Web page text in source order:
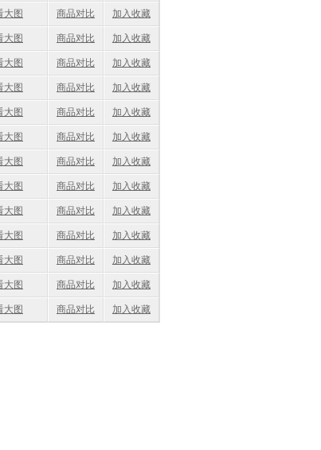
大图 商品对比 加入收藏
大图 商品对比 加入收藏
大图 商品对比 加入收藏
大图 商品对比 加入收藏
大图 商品对比 加入收藏
大图 商品对比 加入收藏
大图 商品对比 加入收藏
大图 商品对比 加入收藏
大图 商品对比 加入收藏
大图 商品对比 加入收藏
大图 商品对比 加入收藏
大图 商品对比 加入收藏
大图 商品对比 加入收藏